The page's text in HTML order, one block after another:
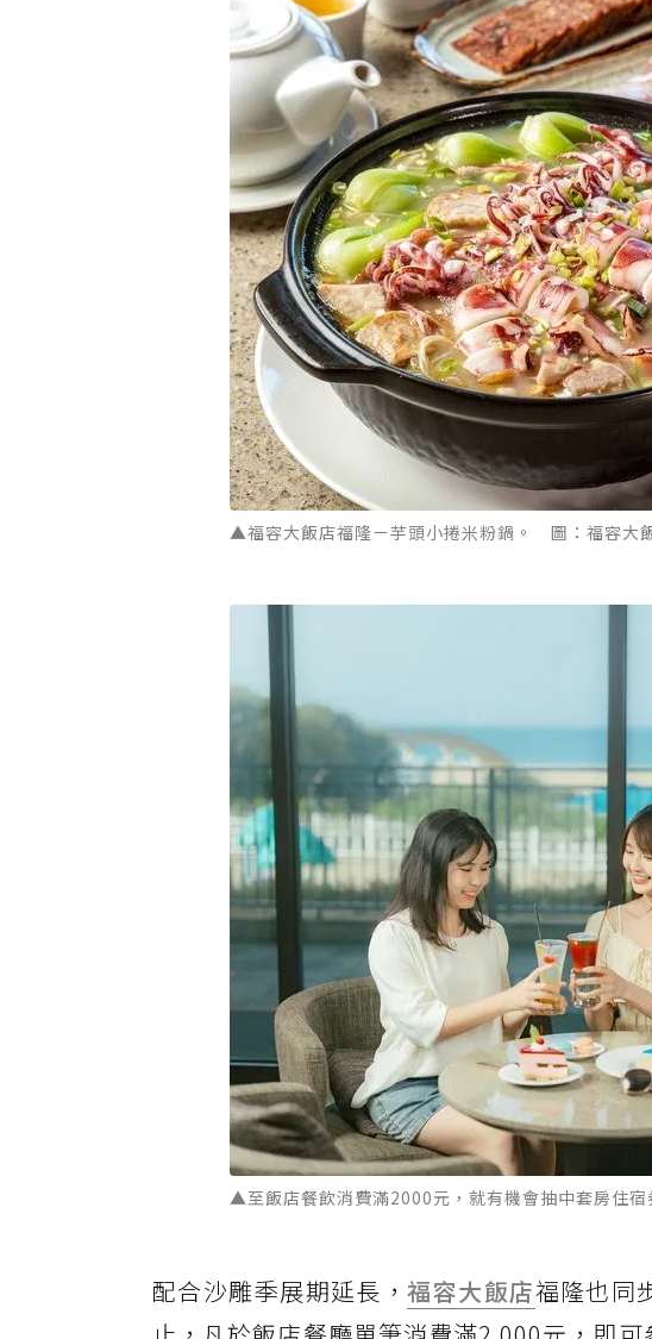
▲福容大飯店福隆－芋頭小捲米粉鍋。 圖：福容大
▲至飯店餐飲消費滿2000元，就有機會抽中套房住
配合沙雕季展期延長，福容大飯店福隆也同